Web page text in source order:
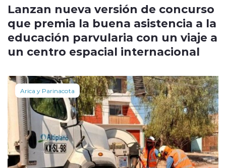
Lanzan nueva versión de concurso
que premia la buena asistencia a la
educación parvularia con un viaje a
un centro espacial internacional
Arica y Parinacota